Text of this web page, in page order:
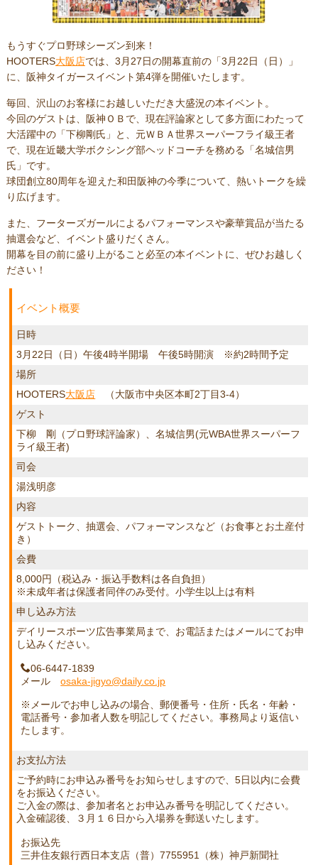
もうすぐプロ野球シーズン到来！
HOOTERS大阪店では、3月27日の開幕直前の「3月22日（日）」
に、阪神タイガースイベント第4弾を開催いたします。
毎回、沢山のお客様にお越しいただき大盛況の本イベント。
今回のゲストは、阪神ＯＢで、現在評論家として多方面にわたって
大活躍中の「下柳剛氏」と、元ＷＢＡ世界スーパーフライ級王者
で、現在近畿大学ボクシング部ヘッドコーチを務める「名城信男
氏」です。
球団創立80周年を迎えた和田阪神の今季について、熱いトークを繰
り広げます。
また、フーターズガールによるパフォーマンスや豪華賞品が当たる
抽選会など、イベント盛りだくさん。
開幕を目の前に盛り上がること必至の本イベントに、ぜひお越しく
ださい！
イベント概要
日時
3月22日（日）午後4時半開場 午後5時開演 ※約2時間予定
場所
HOOTERS大阪店 （大阪市中央区本町2丁目3-4）
ゲスト
下柳 剛（プロ野球評論家）、名城信男(元WBA世界スーパーフ
ライ級王者)
司会
湯浅明彦
内容
ゲストトーク、抽選会、パフォーマンスなど（お食事とお土産付
き）
会費
8,000円（税込み・振込手数料は各自負担）
※未成年者は保護者同伴のみ受付。小学生以上は有料
申し込み方法
デイリースポーツ広告事業局まで、お電話またはメールにてお申
し込みください。
06-6447-1839
メールosaka-jigyo@daily.co.jp
※メールでお申し込みの場合、郵便番号・住所・氏名・年齢・
電話番号・参加者人数を明記してください。事務局より返信い
たします。
お支払方法
ご予約時にお申込み番号をお知らせしますので、5日以内に会費
をお振込ください。
ご入金の際は、参加者名とお申込み番号を明記してください。
入金確認後、３月１６日から入場券を郵送いたします。
お振込先
三井住友銀行西日本支店（普）7755951（株）神戸新聞社